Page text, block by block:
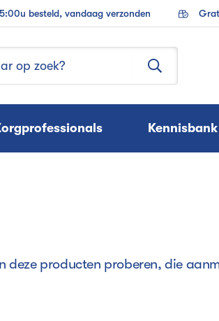
besteld, vandaag verzonden
Kennisbank
deze producten proberen, die